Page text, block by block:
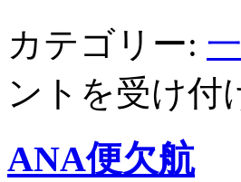
カテゴリー:
ントを受け付
ANA便欠航